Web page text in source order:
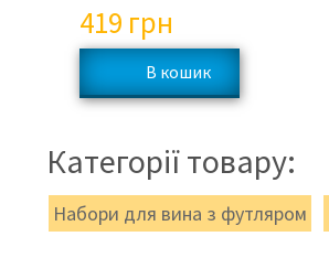
419 грн
Категорії товару:
Набори для вина з футляром